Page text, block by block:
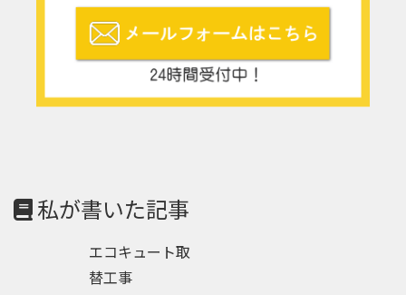
私が書いた記事
エコキュート取
替工事